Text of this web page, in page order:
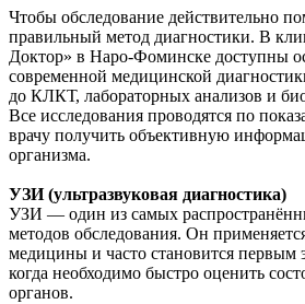
Чтобы обследование действительно
правильный метод диагностики. В
Доктор» в Наро-Фоминске доступны
современной медицинской
до КЛКТ, лабораторных анализов и
Все исследования проводятся по
врачу получить объективную
организма.
УЗИ (ультразвуковая диагностика)
УЗИ — один из самых
методов обследования. Он
медицины и часто становится первым
когда необходимо быстро оценить
органов.